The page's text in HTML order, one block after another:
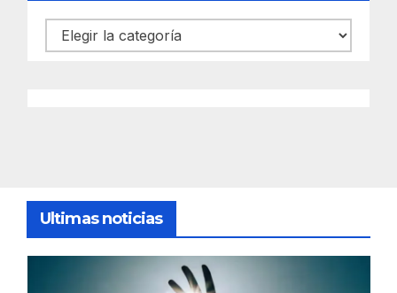
Categorías
Ultimas noticias